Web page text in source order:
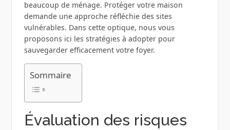
beaucoup de ménage. Protéger votre maison
demande une approche réfléchie des sites
vulnérables. Dans cette optique, nous vous
proposons ici les stratégies à adopter pour
sauvegarder efficacement votre foyer.
Sommaire
Évaluation des risques